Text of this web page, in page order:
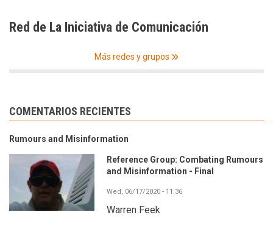
Red de La Iniciativa de Comunicación
Más redes y grupos
COMENTARIOS RECIENTES
Rumours and Misinformation
Reference Group: Combating Rumours
and Misinformation - Final
Wed, 06/17/2020 - 11:36
Warren Feek